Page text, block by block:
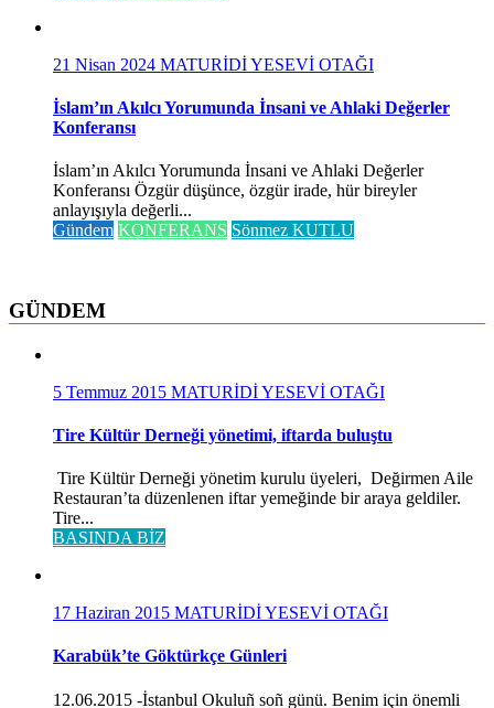
21 Nisan 2024 MATURİDİ YESEVİ OTAĞI
İslam’ın Akılcı Yorumunda İnsani ve Ahlaki Değerler
Konferansı
İslam’ın Akılcı Yorumunda İnsani ve Ahlaki Değerler
Konferansı Özgür düşünce, özgür irade, hür bireyler
anlayışıyla değerli...
Gündem KONFERANS Sönmez KUTLU
GÜNDEM
5 Temmuz 2015 MATURİDİ YESEVİ OTAĞI
Tire Kültür Derneği yönetimi, iftarda buluştu
Tire Kültür Derneği yönetim kurulu üyeleri, Değirmen Aile
Restauran’ta düzenlenen iftar yemeğinde bir araya geldiler.
Tire...
BASINDA BİZ
17 Haziran 2015 MATURİDİ YESEVİ OTAĞI
Karabük’te Göktürkçe Günleri
12.06.2015 -İstanbul Okuluñ soñ günü. Benim için önemli